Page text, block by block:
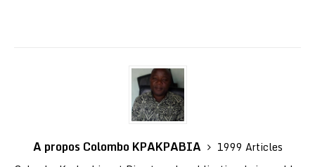
A propos Colombo KPAKPABIA
1999 Articles